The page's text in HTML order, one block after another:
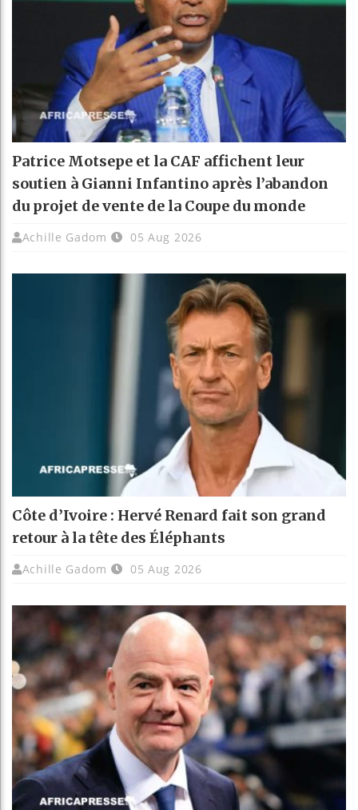
Patrice Motsepe et la CAF affichent leur
soutien à Gianni Infantino après l’abandon
du projet de vente de la Coupe du monde
Achille Gadom 05 Aug 2026
Côte d’Ivoire : Hervé Renard fait son grand
retour à la tête des Éléphants
Achille Gadom 05 Aug 2026